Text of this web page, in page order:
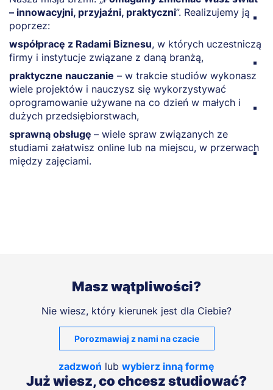
– innowacyjni, przyjaźni, praktyczni”. Realizujemy ją
poprzez:
współpracę z Radami Biznesu, w których uczestniczą
firmy i instytucje związane z daną branżą,
praktyczne nauczanie – w trakcie studiów wykonasz
wiele projektów i nauczysz się wykorzystywać
oprogramowanie używane na co dzień w małych i
dużych przedsiębiorstwach,
sprawną obsługę – wiele spraw związanych ze
studiami załatwisz online lub na miejscu, w przerwach
między zajęciami.
Masz wątpliwości?
Nie wiesz, który kierunek jest dla Ciebie?
Porozmawiaj z nami na czacie
zadzwoń lub wybierz inną formę
Już wiesz, co chcesz studiować?